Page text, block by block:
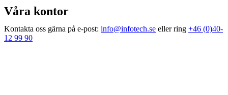
Våra kontor
Kontakta oss gärna på e-post: info@infotech.se eller ring +46 (0)40-
12 99 90